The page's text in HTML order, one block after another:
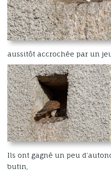
aussitôt accrochée par un
Ils ont gagné un peu
butin,